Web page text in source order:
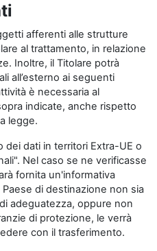
afferenti alle strutture
al trattamento, in relazione
Inoltre, il Titolare potrà
all’esterno ai seguenti
è necessaria al
indicate, anche rispetto
legge.
dati in territori Extra-UE o
Nel caso se ne verificasse
fornita un'informativa
di destinazione non sia
adeguatezza, oppure non
di protezione, le verrà
con il trasferimento.